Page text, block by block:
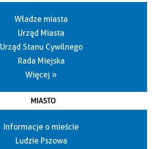
Władze miasta
Urząd Miasta
Urząd Stanu Cywilnego
Rada Miejska
Więcej »
MIASTO
Informacje o mieście
Ludzie Pszowa